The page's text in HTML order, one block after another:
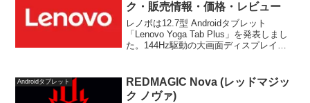
ク・販売情報・価格・レビュー
レノボは12.7型 Androidタブレット
「Lenovo Yoga Tab Plus」を発表しまし
た。144Hz駆動の大画面ディスプレイ、
Androidタブレット
REDMAGIC Nova (レッドマジッ
ク ノヴァ)